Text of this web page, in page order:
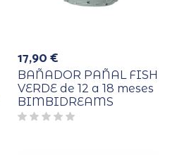
17,90€
BAÑADOR PAÑAL FISH
VERDE de 12 a 18 meses
BIMBIDREAMS